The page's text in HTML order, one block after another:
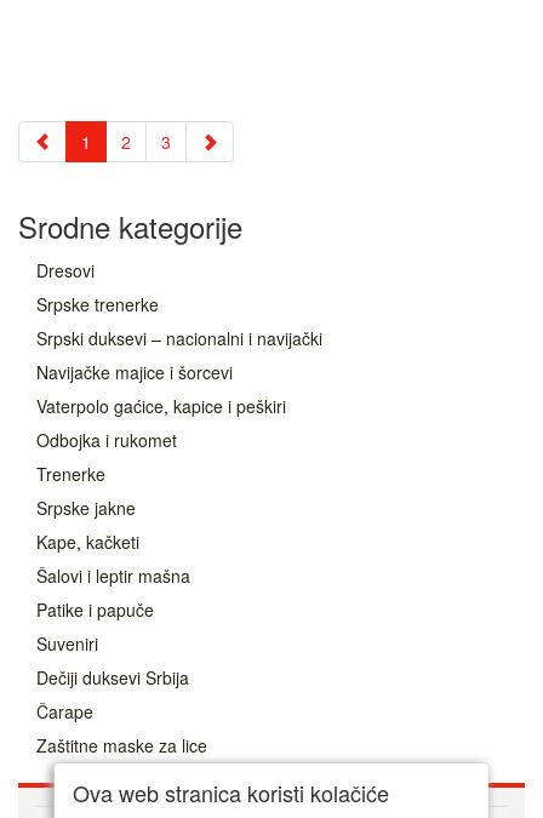
1 2 3
Srodne kategorije
Dresovi
Srpske trenerke
Srpski duksevi – nacionalni i navijački
Navijačke majice i šorcevi
Vaterpolo gaćice, kapice i peškiri
Odbojka i rukomet
Trenerke
Srpske jakne
Kape, kačketi
Šalovi i leptir mašna
Patike i papuče
Suveniri
Dečiji duksevi Srbija
Čarape
Zaštitne maske za lice
Ova web stranica koristi kolačiće